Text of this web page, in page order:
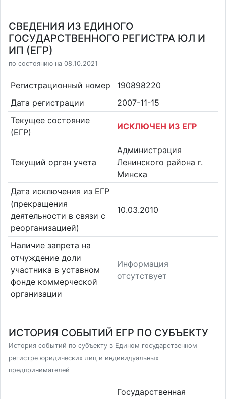
СВЕДЕНИЯ ИЗ ЕДИНОГО
ГОСУДАРСТВЕННОГО РЕГИСТРА ЮЛ И
ИП (ЕГР)
по состоянию на 08.10.2021
Регистрационный номер
190898220
Дата регистрации
2007-11-15
Текущее состояние
(ЕГР)
ИСКЛЮЧЕН ИЗ ЕГР
Текущий орган учета
Администрация
Ленинского района г.
Минска
Дата исключения из ЕГР
(прекращения
деятельности в связи с
реорганизацией)
10.03.2010
Наличие запрета на
отчуждение доли
участника в уставном
фонде коммерческой
организации
Информация
отсутствует
ИСТОРИЯ СОБЫТИЙ ЕГР ПО СУБЪЕКТУ
История событий по субъекту в Едином государственном
регистре юридических лиц и индивидуальных
предпринимателей
Государственная